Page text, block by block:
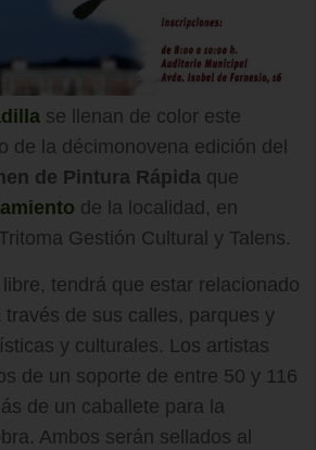
se llenan de color este
de la décimonovena edición del
de Pintura Rápida que
de la localidad, en
Gestión Cultural y Talens.
tendrá que estar relacionado
de sus calles, parques y
y culturales. Los artistas
de un soporte de entre 50 y 116
de un caballete para la
Ambos serán sellados al